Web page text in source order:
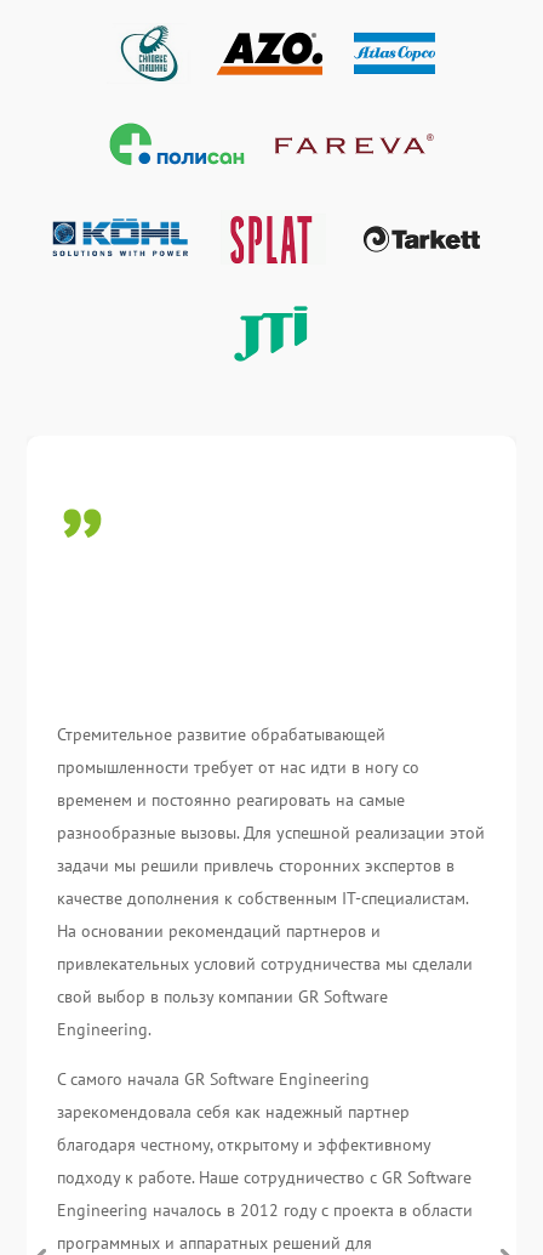
Стремительное развитие обрабатывающей
промышленности требует от нас идти в ногу со
временем и постоянно реагировать на самые
разнообразные вызовы. Для успешной реализации этой
задачи мы решили привлечь сторонних экспертов в
качестве дополнения к собственным IT-специалистам.
На основании рекомендаций партнеров и
привлекательных условий сотрудничества мы сделали
свой выбор в пользу компании GR Software
Engineering.
С самого начала GR Software Engineering
зарекомендовала себя как надежный партнер
благодаря честному, открытому и эффективному
подходу к работе. Наше сотрудничество с GR Software
Engineering началось в 2012 году с проекта в области
программных и аппаратных решений для